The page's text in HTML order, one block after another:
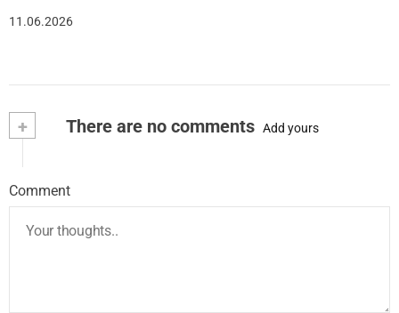
11.06.2026
+ There are no comments Add yours
Comment